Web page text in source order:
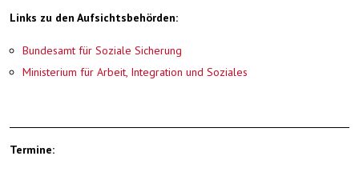
Links zu den Aufsichtsbehörden:
Bundesamt für Soziale Sicherung
Ministerium für Arbeit, Integration und Soziales
Termine: